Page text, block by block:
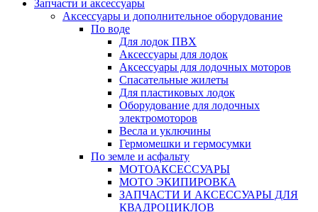
Запчасти и аксессуары
Аксессуары и дополнительное оборудование
По воде
Для лодок ПВХ
Аксессуары для лодок
Аксессуары для лодочных моторов
Спасательные жилеты
Для пластиковых лодок
Оборудование для лодочных
электромоторов
Весла и уключины
Гермомешки и гермосумки
По земле и асфальту
МОТОАКСЕССУАРЫ
МОТО ЭКИПИРОВКА
ЗАПЧАСТИ И АКСЕССУАРЫ ДЛЯ
КВАДРОЦИКЛОВ